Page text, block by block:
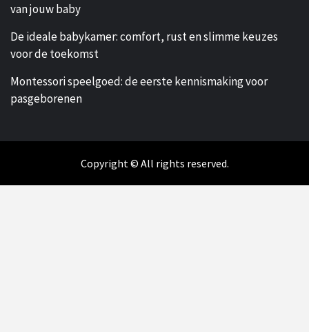
van jouw baby
De ideale babykamer: comfort, rust en slimme keuzes
voor de toekomst
Montessori speelgoed: de eerste kennismaking voor
pasgeborenen
Copyright © All rights reserved.